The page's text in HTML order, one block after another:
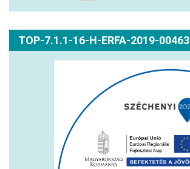
TOP-7.1.1-16-H-ERFA-2019-00463